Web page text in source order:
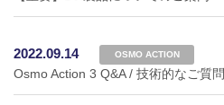
2022.09.14 OSMO ACTION
Osmo Action 3 Q&A / 技術的なご質問